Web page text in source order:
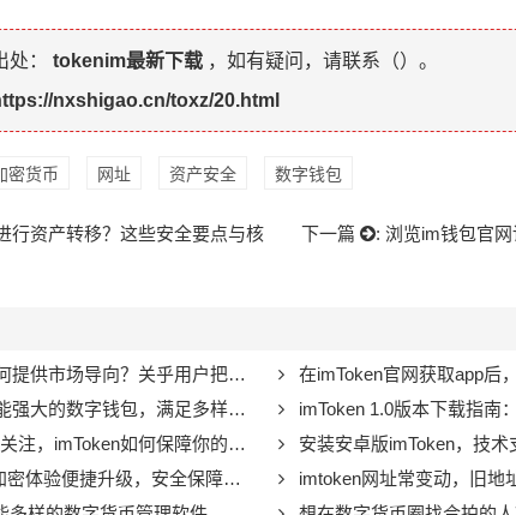
： tokenim最新下载 ，如有疑问，请联系（）。
nxshigao.cn/toxz/20.html
密货币 网址 资产安全 数字钱包
行资产转移？这些安全要点与核
下一篇 : 浏览im钱包官
市场导向？关乎用户把握市场动态
在imToken官网获取app后，如何开
数字钱包，满足多样资产管理需求
imToken 1.0版本下载指南
imToken如何保障你的资产安全？
安装安卓版imToken，技术支持途径很关
验便捷升级，安全保障多重加密
imtoken网址常变动，旧地址